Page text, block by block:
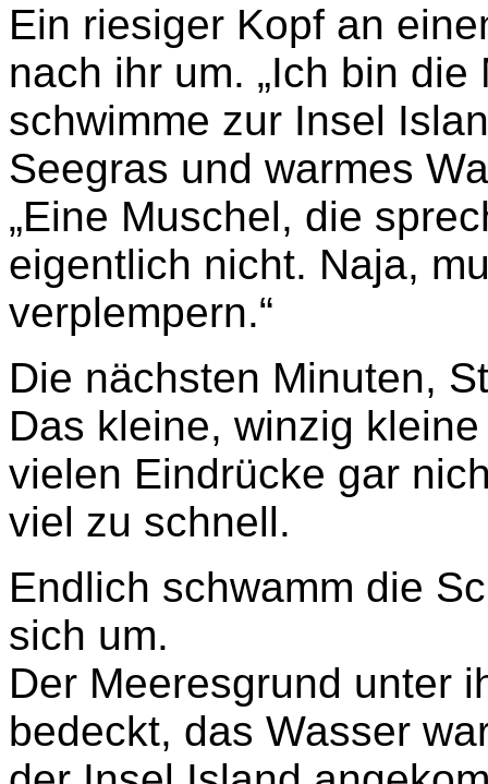
Ein riesiger Kopf an
nach ihr um. „Ich bin
schwimme zur Insel
Seegras und warmes
„Eine Muschel, die
eigentlich nicht. Naja,
verplempern.“
Die nächsten Minuten,
Das kleine, winzig
vielen Eindrücke gar
viel zu schnell.
Endlich schwamm die
sich um.
Der Meeresgrund unter
bedeckt, das Wasser